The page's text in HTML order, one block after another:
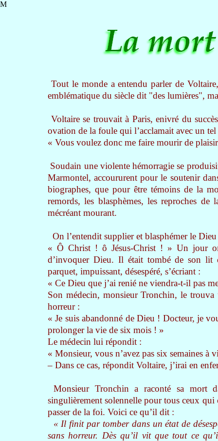
M
Tout le monde a entendu parler de
emblématique du siècle dit "des lumières",
Voltaire se trouvait à Paris, enivré du
ovation de la foule qui l’acclamait avec un tel
« Vous voulez donc me faire mourir de
Soudain une violente hémorragie se
Marmontel, accoururent pour le soutenir
biographes, que pour être témoins de la
remords, les blasphèmes, les reproches
mécréant mourant.
On l’entendit supplier et blasphémer le
« Ô Christ ! ô Jésus-Christ ! » Un jour
d’invoquer Dieu. Il était tombé de son lit
parquet, impuissant, désespéré, s’écriant :
« Ce Dieu que j’ai renié ne viendra-t-il pas
Son médecin, monsieur Tronchin, le
horreur :
« Je suis abandonné de Dieu ! Docteur, je
prolonger la vie de six mois ! »
Le médecin lui répondit :
« Monsieur, vous n’avez pas six semaines à
– Dans ce cas, répondit Voltaire, j’irai en
Monsieur Tronchin a raconté sa mort
singulièrement solennelle pour tous ceux
passer de la foi. Voici ce qu’il dit :
« Il finit par tomber dans un état de
sans horreur. Dès qu’il vit que tout ce